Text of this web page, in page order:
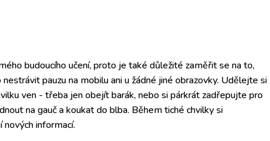
budoucího učení, proto je také důležité zaměřit se na to,
pauzu na mobilu ani u žádné jiné obrazovky. Udělejte si
ven - třeba jen obejít barák, nebo si párkrát zadřepujte pro
na gauč a koukat do blba. Během tiché chvilky si
informací.